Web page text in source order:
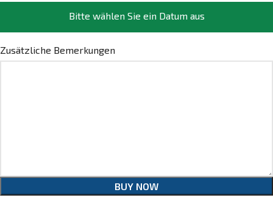
Bitte wählen Sie ein Datum aus
Zusätzliche Bemerkungen
BUY NOW